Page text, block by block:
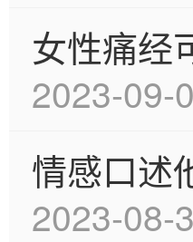
女性痛经
2023-09-
情感口述
2023-08-